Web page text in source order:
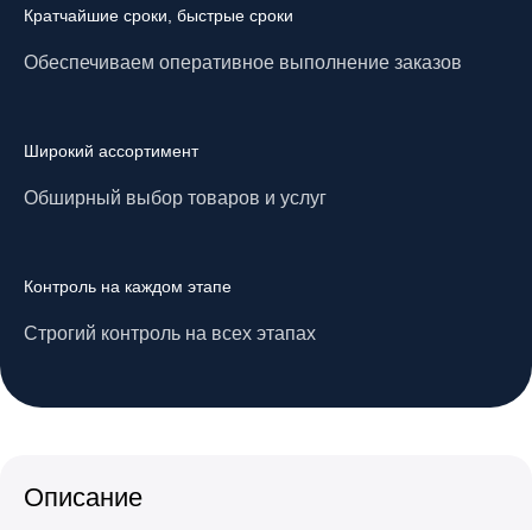
Кратчайшие сроки, быстрые сроки
Обеспечиваем оперативное выполнение заказов
Широкий ассортимент
Обширный выбор товаров и услуг
Контроль на каждом этапе
Строгий контроль на всех этапах
Описание